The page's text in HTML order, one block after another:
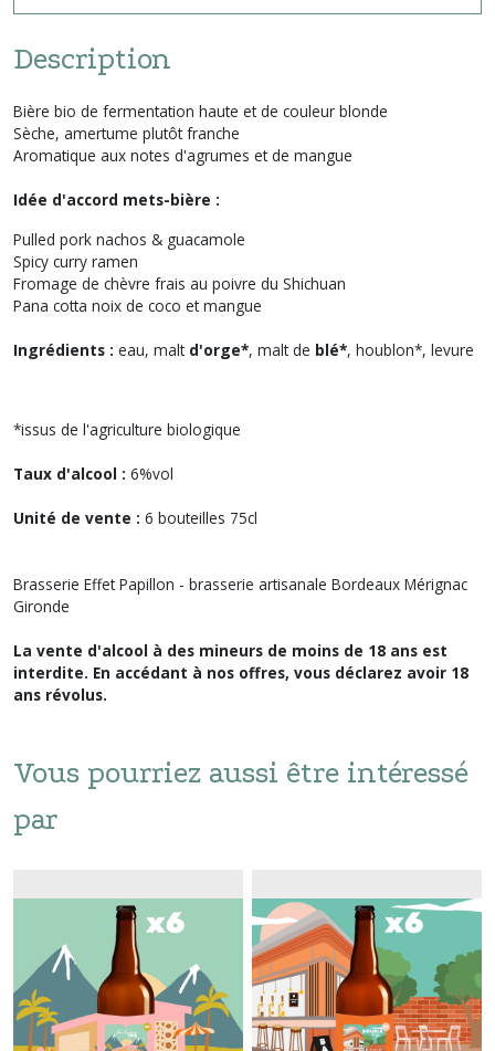
Description
Bière bio de fermentation haute et de couleur blonde
Sèche, amertume plutôt franche
Aromatique aux notes d'agrumes et de mangue
Idée d'accord mets-bière :
Pulled pork nachos & guacamole
Spicy curry ramen
Fromage de chèvre frais au poivre du Shichuan
Pana cotta noix de coco et mangue
Ingrédients : eau, malt d'orge*, malt de blé*, houblon*, levure
*issus de l'agriculture biologique
Taux d'alcool : 6%vol
Unité de vente : 6 bouteilles 75cl
Brasserie Effet Papillon - brasserie artisanale Bordeaux Mérignac
Gironde
La vente d'alcool à des mineurs de moins de 18 ans est
interdite. En accédant à nos offres, vous déclarez avoir 18
ans révolus.
Vous pourriez aussi être intéressé
par